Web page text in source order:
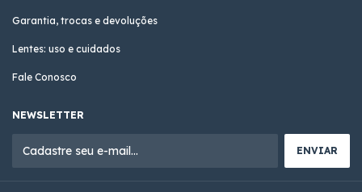
Garantia, trocas e devoluções
Lentes: uso e cuidados
Fale Conosco
NEWSLETTER